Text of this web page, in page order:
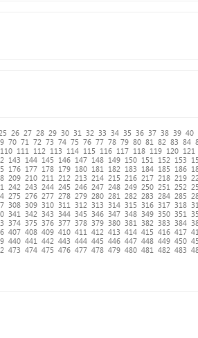
25 26 27 28 29 30 31 32 33 34 35 36 37 38 39 40
70 71 72 73 74 75 76 77 78 79 80 81 82 83 84
110 111 112 113 114 115 116 117 118 119 120 121
143 144 145 146 147 148 149 150 151 152 153
176 177 178 179 180 181 182 183 184 185 186
209 210 211 212 213 214 215 216 217 218 219
242 243 244 245 246 247 248 249 250 251 252
275 276 277 278 279 280 281 282 283 284 285
308 309 310 311 312 313 314 315 316 317 318
341 342 343 344 345 346 347 348 349 350 351
374 375 376 377 378 379 380 381 382 383 384
407 408 409 410 411 412 413 414 415 416 417
440 441 442 443 444 445 446 447 448 449 450
473 474 475 476 477 478 479 480 481 482 483